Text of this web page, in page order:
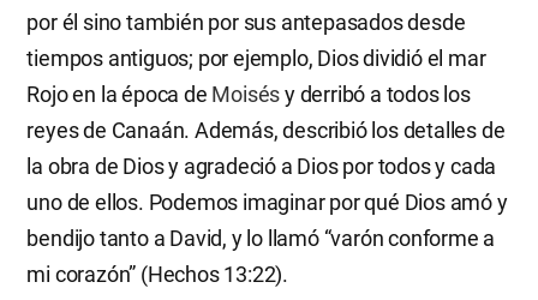
por él sino también por sus antepasados desde
tiempos antiguos; por ejemplo, Dios dividió el mar
Rojo en la época de Moisésy derribó a todos los
reyes de Canaán. Además, describió los detalles de
la obra de Dios y agradeció a Dios por todos y cada
uno de ellos. Podemos imaginar por qué Dios amó y
bendijo tanto a David, y lo llamó “varón conforme a
mi corazón” (Hechos 13:22).